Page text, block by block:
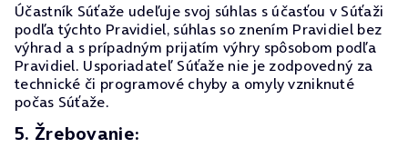
Účastník Súťaže udeľuje svoj súhlas s účasťou v Súťaži
podľa týchto Pravidiel, súhlas so znením Pravidiel bez
výhrad a s prípadným prijatím výhry spôsobom podľa
Pravidiel. Usporiadateľ Súťaže nie je zodpovedný za
technické či programové chyby a omyly vzniknuté
počas Súťaže.
5. Žrebovanie: